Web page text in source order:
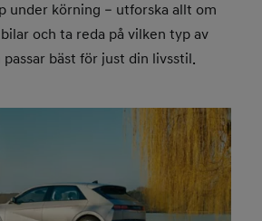
under körning – utforska allt om
och ta reda på vilken typ av
bäst för just din livsstil.